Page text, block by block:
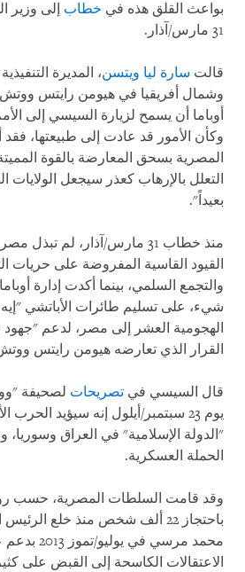
بواعث القلق هذه في خطاب إلى وزير
31 مارس/آذار.
قالت سارة ليا ويتسن، المديرة
وشمال أفريقيا في هيومن رايتس ووتش:
أوباما أن يسمح لزيارة السيسي إلى
وكأن الأمور قد عادت إلى طبيعتها،
المصرية بسحق المعارضة بالقوة
التعلل بالإرهاب كعذر سيجعل الولايات
بعيداً".
منذ خطاب 31 مارس/آذار، لم
القيود القاسية المفروضة على حريات
والتجمع السلمي، بينما أكدت إدارة أوباما
الهجومية العشر إلى مصر، لدعم "جهود
القرار الذي تعارضه هيومن رايتس
قال السيسي في تصريحات لصحيفة
يوم 23 سبتمبر/أيلول إنه سيؤيد
"الدولة الإسلامية" في العراق وسوريا،
الحملة العسكرية.
وقد قامت السلطات المصرية، حسب
باحتجاز 22 ألف شخص منذ خلع
محمد مرسي
الاعتقالات الكاسحة إلى القبض على